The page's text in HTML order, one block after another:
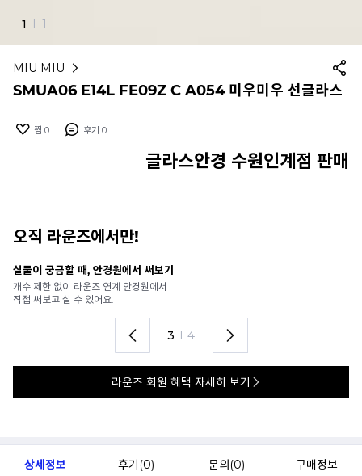
1 I 1
MIU MIU
SMUA06 E14L FE09Z C A054 미우미우 선글라스
찜 0 후기 0
글라스안경 수원인계점 판매
오직 라운즈에서만!
실물이 궁금할 때, 안경원에서 써보기
개수 제한 없이 라운즈 연계 안경원에서
직접 써보고 살 수 있어요.
3 I 4
라운즈 회원 혜택 자세히 보기
상세정보 후기(0) 문의(0) 구매정보